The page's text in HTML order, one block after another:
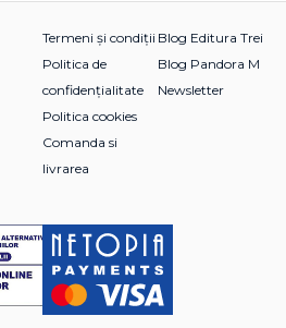
Termeni și condiții
Politica de
confidențialitate
Politica cookies
Comanda si
livrarea
Blog Editura Trei
Blog Pandora M
Newsletter